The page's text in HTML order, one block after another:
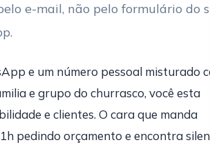
e-mail, não pelo formulário do
e um número pessoal misturado
e grupo do churrasco, você esta
e clientes. O cara que manda
pedindo orçamento e encontra